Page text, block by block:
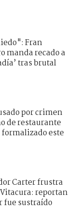
Fran
manda recado a
tras brutal
por crimen
de restaurante
este
Carter frustra
reportan
fue sustraído